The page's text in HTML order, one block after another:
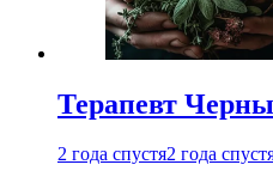
Терапевт
2 года спустя2 года